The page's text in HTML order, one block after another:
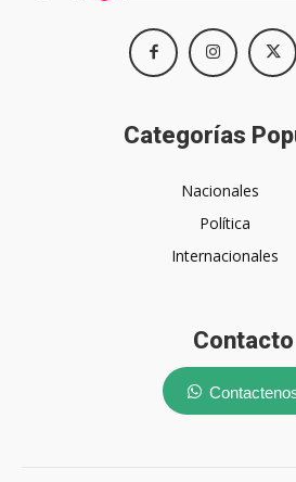
Categorías
Nacionales
Política
Internacionales
Contacto